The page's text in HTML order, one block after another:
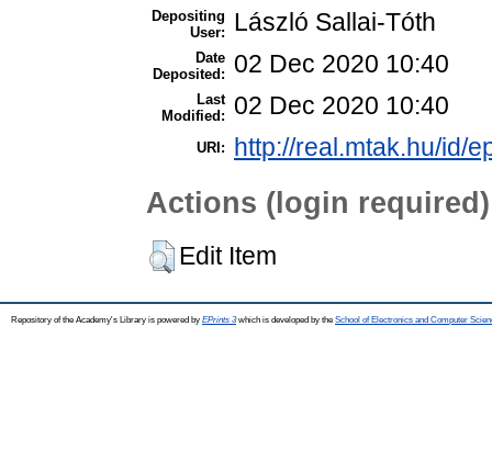
Depositing
User:
László Sallai-Tóth
Date
Deposited:
02 Dec 2020 10:40
Last
Modified:
02 Dec 2020 10:40
URI: http://real.mtak.hu/id/
Actions (login required)
Edit Item
Repository of the Academy's Library is powered by EPrints 3which is developed by the School of Electronics and Computer